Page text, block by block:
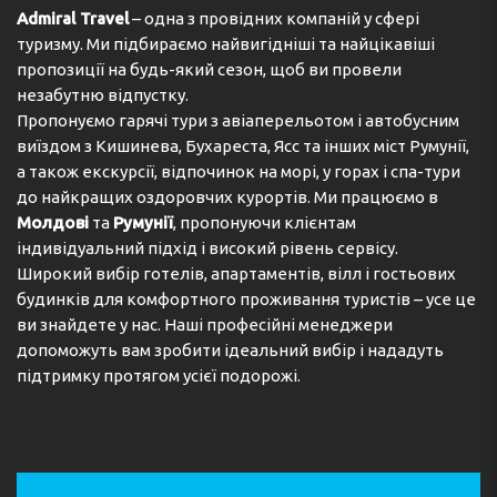
Admiral Travel– одна з провідних компаній у сфері
туризму. Ми підбираємо найвигідніші та найцікавіші
пропозиції на будь-який сезон, щоб ви провели
незабутню відпустку.
Пропонуємо гарячі тури з авіаперельотом і автобусним
виїздом з Кишинева, Бухареста, Ясс та інших міст Румунії,
а також екскурсії, відпочинок на морі, у горах і спа-тури
до найкращих оздоровчих курортів. Ми працюємо в
Молдові та Румунії, пропонуючи клієнтам
індивідуальний підхід і високий рівень сервісу.
Широкий вибір готелів, апартаментів, вілл і гостьових
будинків для комфортного проживання туристів – усе це
ви знайдете у нас. Наші професійні менеджери
допоможуть вам зробити ідеальний вибір і нададуть
підтримку протягом усієї подорожі.